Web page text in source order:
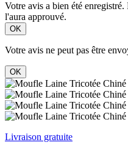
Votre avis a bien été
l'aura approuvé.
OK
Votre avis ne peut pas être
OK
Livraison gratuite